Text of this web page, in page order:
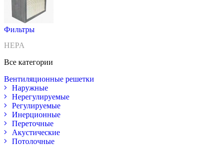
Фильтры
HEPA
Все категории
Вентиляционные решетки
Наружные
Нерегулируемые
Регулируемые
Инерционные
Переточные
Акустические
Потолочные